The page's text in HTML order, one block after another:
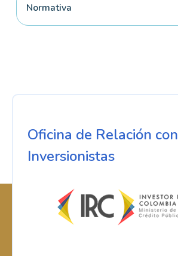
Normativa
Oficina de Relación con
Inversionistas